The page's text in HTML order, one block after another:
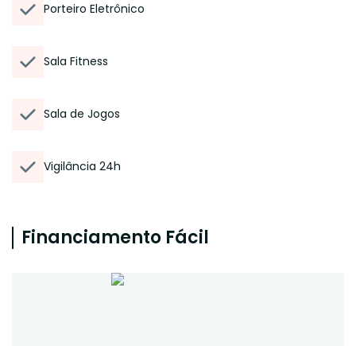
Porteiro Eletrônico
Sala Fitness
Sala de Jogos
Vigilância 24h
Financiamento Fácil